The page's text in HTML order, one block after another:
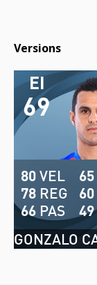
Versions
69
EI
80VEL
78 REG
66 PAS
65
60
49